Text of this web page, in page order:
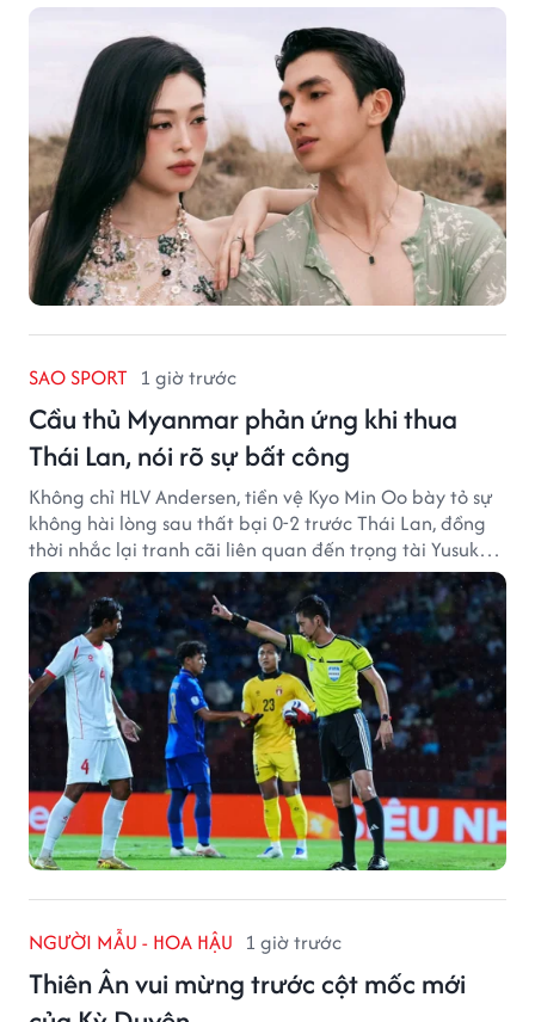
SAO SPORT 1 giờ trước
Cầu thủ Myanmar phản ứng khi thua
Thái Lan, nói rõ sự bất công
Không chỉ HLV Andersen, tiền vệ Kyo Min Oo bày tỏ sự
không hài lòng sau thất bại 0-2 trước Thái Lan, đồng
thời nhắc lại tranh cãi liên quan đến trọng tài Yusuke
Ohashi.
NGƯỜI MẪU - HOA HẬU 1 giờ trước
Thiên Ân vui mừng trước cột mốc mới